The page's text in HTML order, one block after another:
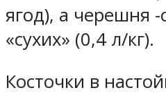
ягод), а черешня
«сухих» (0,4 л/кг).
Косточки в